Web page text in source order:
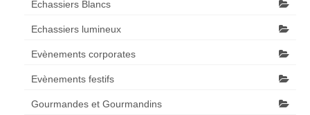
Echassiers Blancs
Echassiers lumineux
Evènements corporates
Evènements festifs
Gourmandes et Gourmandins